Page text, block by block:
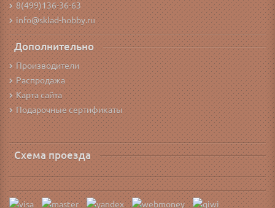
8(499)136-36-63
info@sklad-hobby.ru
Дополнительно
Производители
Распродажа
Карта сайта
Подарочные сертификаты
Схема проезда